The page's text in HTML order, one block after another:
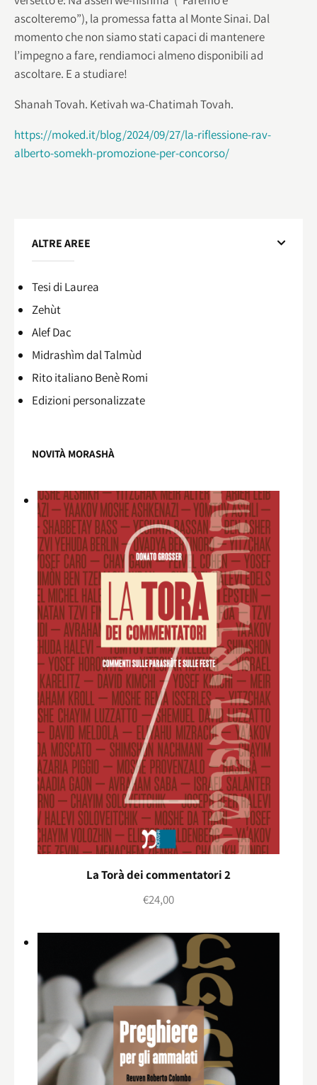
ascolteremo”), la promessa fatta al Monte Sinai. Dal
momento che non siamo stati capaci di mantenere
l’impegno a fare, rendiamoci almeno disponibili ad
ascoltare. E a studiare!
Shanah Tovah. Ketivah wa-Chatimah Tovah.
https://moked.it/blog/2024/09/27/la-riflessione-rav-
alberto-somekh-promozione-per-concorso/
ALTRE AREE
Tesi di Laurea
Zehùt
Alef Dac
Midrashìm dal Talmùd
Rito italiano Benè Romi​
Edizioni personalizzate
NOVITÀ MORASHÀ
La Torà dei commentatori 2
€24,00